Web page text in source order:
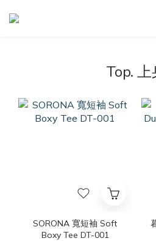
Top. 上
SORONA 寬短袖 Soft
Boxy Tee DT-001